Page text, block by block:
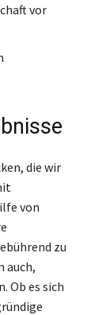
vor
die wir
von
zu
auch,
Ob es sich